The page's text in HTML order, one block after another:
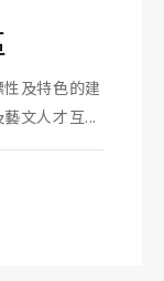
及特色的建
文人才互...